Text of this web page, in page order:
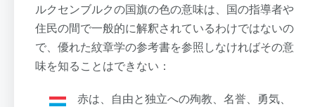
ルクセンブルクの国旗の色の意味は、国の指導者や
住民の間で一般的に解釈されているわけではないの
で、優れた紋章学の参考書を参照しなければその意
味を知ることはできない：
赤は、自由と独立への殉教、名誉、勇気、